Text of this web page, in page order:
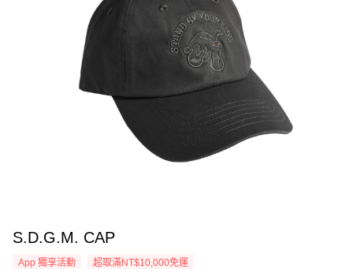
S.D.G.M. CAP
App 獨享活動 超取滿NT$10,000免運